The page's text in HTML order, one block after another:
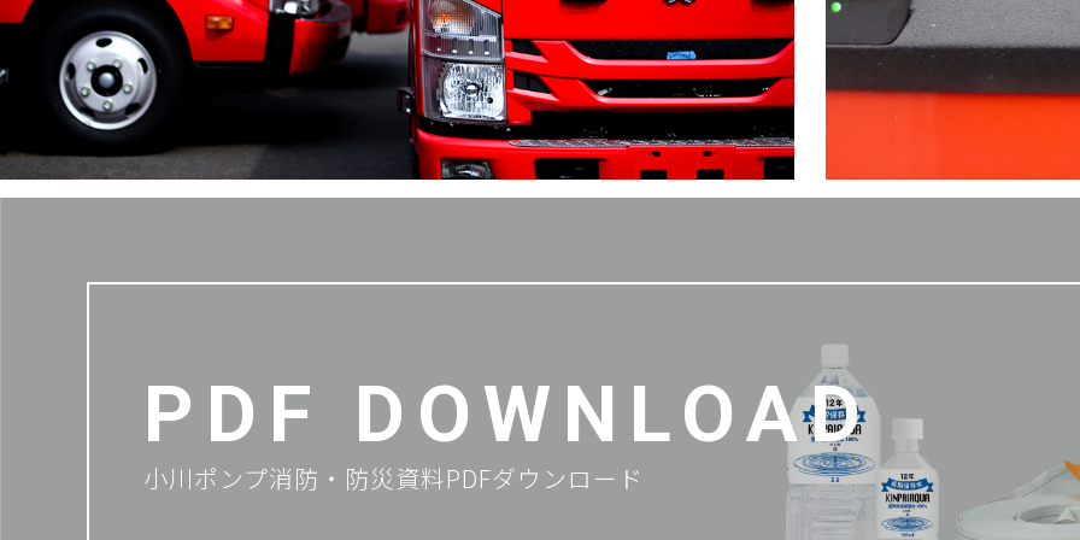
PDF DOWNLOAD
小川ポンプ消防・防災資料PDFダウンロード